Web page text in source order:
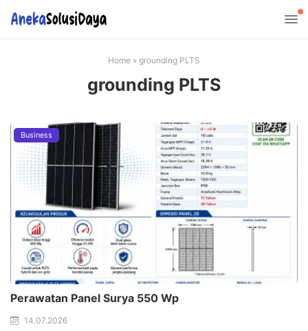
Home » grounding PLTS
grounding PLTS
Business
Perawatan Panel Surya 550 Wp
14.07.2026